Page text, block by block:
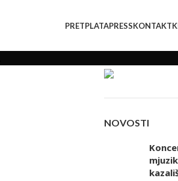
PRETPLATAPRESSKONTAKT
NOVOSTI